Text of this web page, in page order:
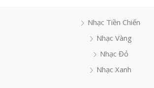
Nhạc Tiền Chiến
Nhạc Vàng
Nhạc Đỏ
Nhạc Xanh